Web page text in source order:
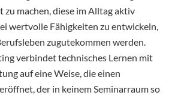
machen, diese im Alltag aktiv
wertvolle Fähigkeiten zu entwickeln,
zugutekommen werden.
verbindet technisches Lernen mit
auf eine Weise, die einen
der in keinem Seminarraum so